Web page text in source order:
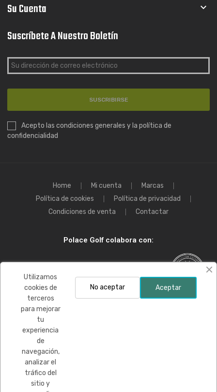
Su Cuenta 
Suscríbete A Nuestro Boletín
SUSCRIBIRSE
Acepto las condiciones generales y la política de
confidencialidad
Home Mi cuenta
Marcas
Política de cookies
Política de privacidad
Condiciones de venta
Contactar
Polace Golf colabora con:
Financiado por la Unión Europea-Next Generation EU
Utilizamos
cookies de
terceros
para mejorar
tu
experiencia
de
navegación,
analizar el
tráfico del
sitio y
Aceptar
No aceptar